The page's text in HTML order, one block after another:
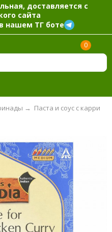
доставляется с
сайта
нашем ТГ боте
0
→ Паста и соус с карри